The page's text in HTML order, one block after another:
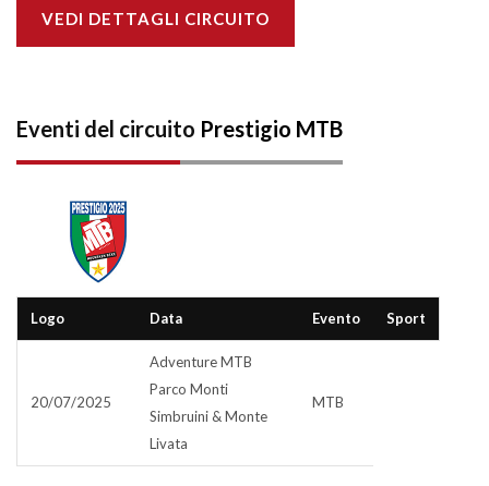
VEDI DETTAGLI CIRCUITO
Eventi del circuito Prestigio MTB
Logo Data Evento Sport
20/07/2025
Adventure MTB
Parco Monti
Simbruini & Monte
Livata
MTB